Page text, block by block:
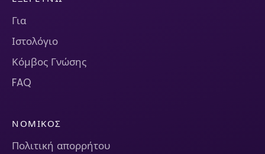
Για
Ιστολόγιο
Κόμβος Γνώσης
FAQ
ΝΟΜΙΚΌΣ
Πολιτική απορρήτου